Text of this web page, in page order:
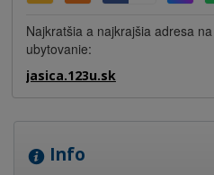
Najkratšia a najkrajšia adresa
ubytovanie:
jasica.123u.sk
Info